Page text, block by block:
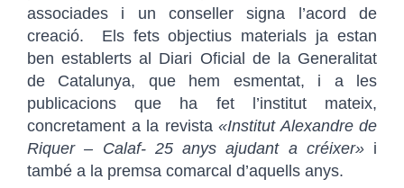
associades i un conseller signa l’acord de
creació. Els fets objectius materials ja estan
ben establerts al Diari Oficial de la Generalitat
de Catalunya, que hem esmentat, i a les
publicacions que ha fet l’institut mateix,
concretament a la revista «Institut Alexandre de
Riquer – Calaf- 25 anys ajudant a créixer»i
també a la premsa comarcal d’aquells anys.